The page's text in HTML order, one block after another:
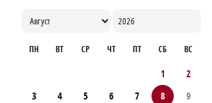
ПН ВТ СР ЧТ ПТ СБ ВС
1
2
3
4 5 6 7 8
9